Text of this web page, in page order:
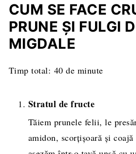
CUM SE FACE
PRUNE ȘI FULGI
MIGDALE
Timp total: 40 de minute
Stratul de fructe
Tăiem prunele felii, le
amidon, scorţişoară și